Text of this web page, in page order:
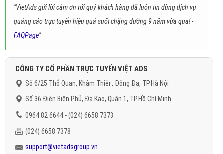
"VietAds gửi lời cảm ơn tới quý khách hàng đã luôn tin dùng dịch vụ
quảng cáo trực tuyến hiệu quả suốt chặng đường 9 năm vừa qua! -
FAQPage"
CÔNG TY CỔ PHẦN TRỰC TUYẾN VIỆT ADS
Số 6/25 Thổ Quan, Khâm Thiên, Đống Đa, TP.Hà Nội
Số 36 Điện Biên Phủ, Đa Kao, Quận 1, TP.Hồ Chí Minh
0964 82 6644 - (024) 6658 7378
(024) 6658 7378
support@vietadsgroup.vn